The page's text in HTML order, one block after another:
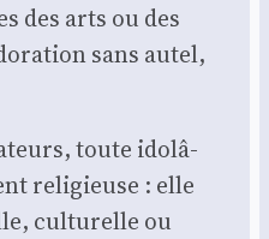
des arts ou des
sans autel,
toute ido­lâ­
reli­gieuse : elle
cultu­relle ou